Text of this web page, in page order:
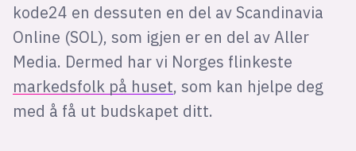
kode24 en dessuten en del av Scandinavia
Online (SOL), som igjen er en del av Aller
Media. Dermed har vi Norges flinkeste
markedsfolk på huset, som kan hjelpe deg
med å få ut budskapet ditt.